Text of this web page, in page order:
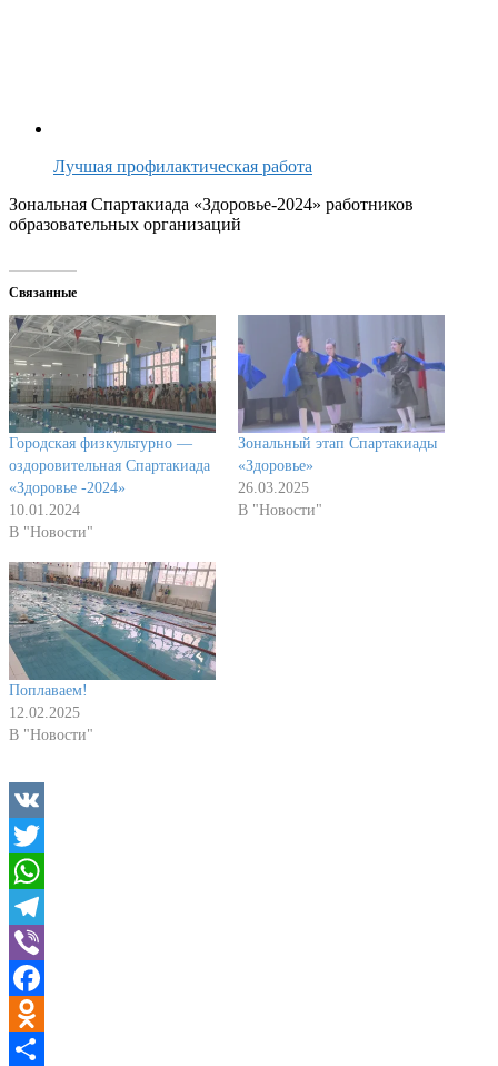
Лучшая профилактическая работа
Зональная Спартакиада «Здоровье-2024» работников
образовательных организаций
Связанные
Городская физкультурно —
оздоровительная Спартакиада
«Здоровье -2024»
10.01.2024
В "Новости"
Зональный этап Спартакиады
«Здоровье»
26.03.2025
В "Новости"
Поплаваем!
12.02.2025
В "Новости"
VK
Twitter
WhatsApp
Telegram
Viber
Facebook
Odnoklassniki